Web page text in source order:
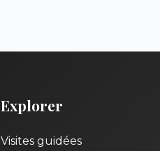
Explorer
Visites guidées